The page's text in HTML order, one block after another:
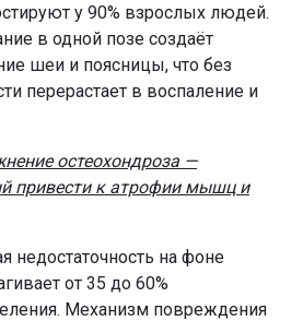
у 90% взрослых людей.
в одной позе создаёт
шеи и поясницы, что без
перерастает в воспаление и
остеохондроза —
привести к атрофии мышц и
недостаточность на фоне
от 35 до 60%
Механизм повреждения